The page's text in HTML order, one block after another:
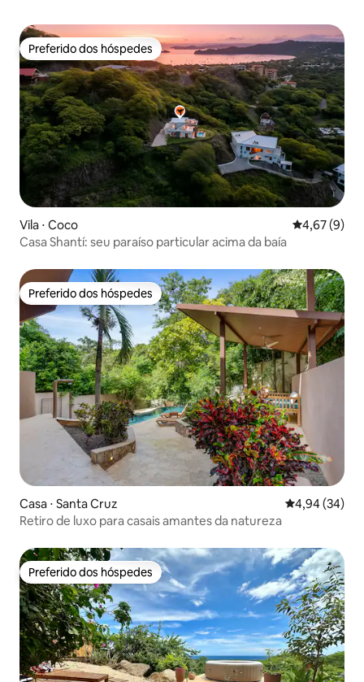
Preferido dos hóspedes
Preferido dos hóspedes
Vila ⋅ Coco 4,67 de uma
4,67 (9)
Casa Shantí: seu paraíso particular acima da baía
Preferido dos hóspedes
Preferido dos hóspedes
Casa ⋅ Santa Cruz 4,94 de uma
4,94 (34)
Retiro de luxo para casais amantes da natureza
Preferido dos hóspedes
Preferido dos hóspedes